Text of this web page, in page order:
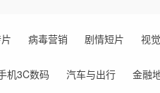
病毒营销 剧情短片 视
机3C数码 汽车与出行 金融